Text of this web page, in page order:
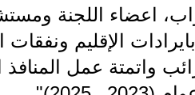
اعضاء اللجنة
الإقليم
واتمتة عمل المنافذ